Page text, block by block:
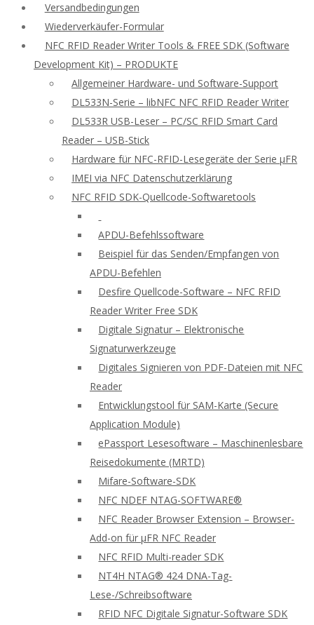
Versandbedingungen
Wiederverkäufer-Formular
NFC RFID Reader Writer Tools & FREE SDK (Software
Development Kit) – PRODUKTE
Allgemeiner Hardware- und Software-Support
DL533N-Serie – libNFC NFC RFID Reader Writer
DL533R USB-Leser – PC/SC RFID Smart Card
Reader – USB-Stick
Hardware für NFC-RFID-Lesegeräte der Serie μFR
IMEI via NFC Datenschutzerklärung
NFC RFID SDK-Quellcode-Softwaretools
APDU-Befehlssoftware
Beispiel für das Senden/Empfangen von
APDU-Befehlen
Desfire Quellcode-Software – NFC RFID
Reader Writer Free SDK
Digitale Signatur – Elektronische
Signaturwerkzeuge
Digitales Signieren von PDF-Dateien mit NFC
Reader
Entwicklungstool für SAM-Karte (Secure
Application Module)
ePassport Lesesoftware – Maschinenlesbare
Reisedokumente (MRTD)
Mifare-Software-SDK
NFC NDEF NTAG-SOFTWARE®
NFC Reader Browser Extension – Browser-
Add-on für μFR NFC Reader
NFC RFID Multi-reader SDK
NT4H NTAG® 424 DNA-Tag-
Lese-/Schreibsoftware
RFID NFC Digitale Signatur-Software SDK